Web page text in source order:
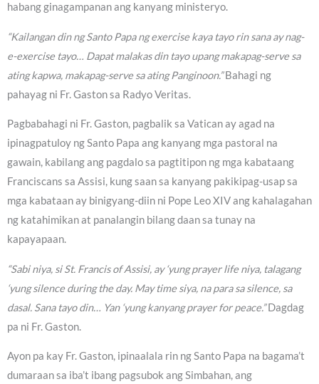
habang ginagampanan ang kanyang ministeryo.
“Kailangan din ng Santo Papa ng exercise kaya tayo rin sana ay nag-
e-exercise tayo… Dapat malakas din tayo upang makapag-serve sa
ating kapwa, makapag-serve sa ating Panginoon.”Bahagi ng
pahayag ni Fr. Gaston sa Radyo Veritas.
Pagbabahagi ni Fr. Gaston, pagbalik sa Vatican ay agad na
ipinagpatuloy ng Santo Papa ang kanyang mga pastoral na
gawain, kabilang ang pagdalo sa pagtitipon ng mga kabataang
Franciscans sa Assisi, kung saan sa kanyang pakikipag-usap sa
mga kabataan ay binigyang-diin ni Pope Leo XIV ang kahalagahan
ng katahimikan at panalangin bilang daan sa tunay na
kapayapaan.
“Sabi niya, si St. Francis of Assisi, ay ‘yung prayer life niya, talagang
‘yung silence during the day. May time siya, na para sa silence, sa
dasal. Sana tayo din… Yan ‘yung kanyang prayer for peace.”Dagdag
pa ni Fr. Gaston.
Ayon pa kay Fr. Gaston, ipinaalala rin ng Santo Papa na bagama’t
dumaraan sa iba’t ibang pagsubok ang Simbahan, ang